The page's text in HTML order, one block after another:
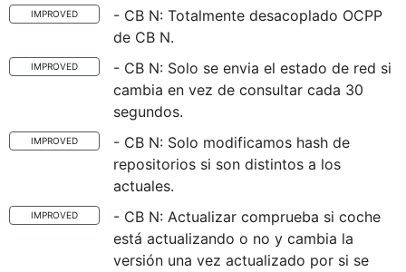
IMPROVED
- CB N: Totalmente desacoplado OCPP
de CB N.
IMPROVED
- CB N: Solo se envia el estado de red si
cambia en vez de consultar cada 30
segundos.
IMPROVED
- CB N: Solo modificamos hash de
repositorios si son distintos a los
actuales.
IMPROVED
- CB N: Actualizar comprueba si coche
está actualizando o no y cambia la
versión una vez actualizado por si se